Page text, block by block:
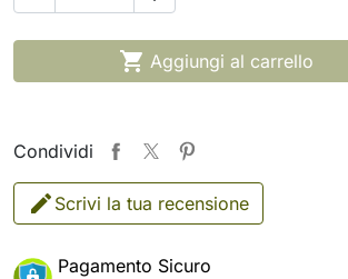
 Aggiungi al carrello
Condividi
Scrivi la tua recensione
Pagamento Sicuro